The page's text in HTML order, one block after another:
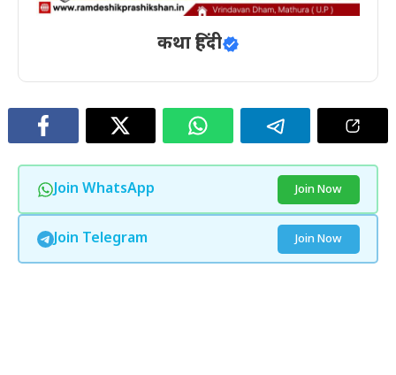
कथा हिंदी
Join WhatsApp Join Now
Join Telegram Join Now